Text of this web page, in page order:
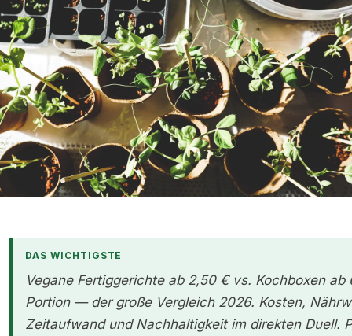
DAS WICHTIGSTE
Vegane Fertiggerichte ab 2,50 € vs. Kochboxen ab
Portion — der große Vergleich 2026. Kosten,
Zeitaufwand und Nachhaltigkeit im direkten Duell.